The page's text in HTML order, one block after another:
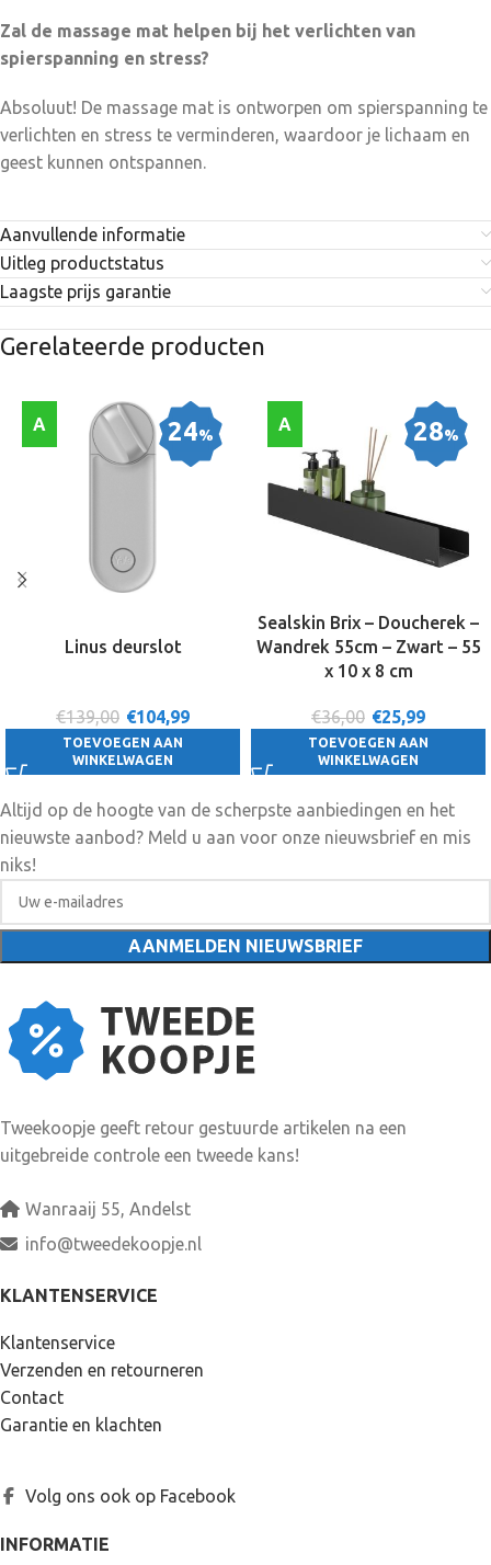
Zal de massage mat helpen bij het verlichten van
spierspanning en stress?
Absoluut! De massage mat is ontworpen om spierspanning te
verlichten en stress te verminderen, waardoor je lichaam en
geest kunnen ontspannen.
Aanvullende informatie
Uitleg productstatus
Laagste prijs garantie
Gerelateerde producten
24%
A
Linus deurslot
€139,00 €104,99
TOEVOEGEN AAN
WINKELWAGEN
28%
A
Sealskin Brix – Doucherek –
Wandrek 55cm – Zwart – 55
x 10 x 8 cm
€36,00 €25,99
TOEVOEGEN AAN
WINKELWAGEN
Altijd op de hoogte van de scherpste aanbiedingen en het
nieuwste aanbod? Meld u aan voor onze nieuwsbrief en mis
niks!
Tweekoopje geeft retour gestuurde artikelen na een
uitgebreide controle een tweede kans!
Wanraaij 55, Andelst
info@tweedekoopje.nl
KLANTENSERVICE
Klantenservice
Verzenden en retourneren
Contact
Garantie en klachten
Volg ons ook op Facebook
INFORMATIE